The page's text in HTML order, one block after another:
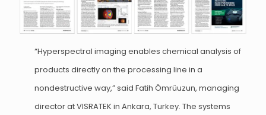
“Hyperspectral imaging enables chemical analysis of
products directly on the processing line in a
nondestructive way,” said Fatih Ömrüuzun, managing
director at VISRATEK in Ankara, Turkey. The systems